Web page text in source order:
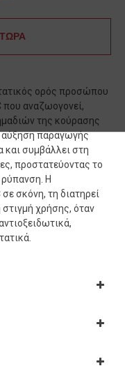
ορός προσώπου
που αναζωογονεί,
της κούρασης
αύξηση παραγωγής
συμβάλλει στη
προστατεύοντας το
ρύπανση. Η
σκόνη, τη διατηρεί
χρήσης, όταν